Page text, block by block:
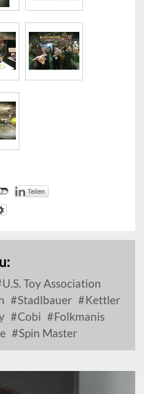
U.S. Toy Association
Stadlbauer
Kettler
Cobi
Folkmanis
Spin Master